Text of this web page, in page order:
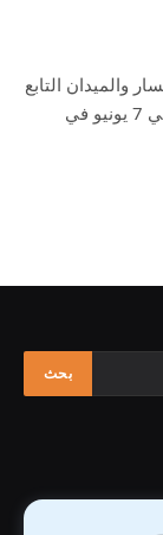
التابع
لولاية OHSAA المجال لظروف الصيف الحارة في 7 يونيو في